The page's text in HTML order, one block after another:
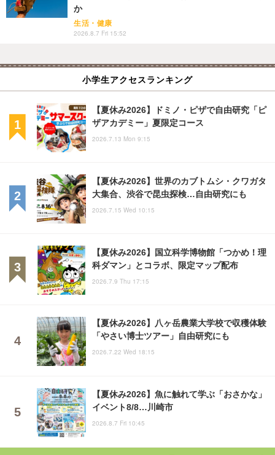
か
生活・健康
2026.8.7 Fri 15:52
小学生アクセスランキング
【夏休み2026】ドミノ・ピザで自由研究「ピ
ザアカデミー」夏限定コース
2026.7.13 Mon 9:15
【夏休み2026】世界のカブトムシ・クワガタ
大集合、渋谷で昆虫探検…自由研究にも
2026.7.15 Wed 10:15
【夏休み2026】国立科学博物館「つかめ！理
科ダマン」とコラボ、限定マップ配布
2026.7.9 Thu 17:15
【夏休み2026】八ヶ岳農業大学校で収穫体験
「やさい博士ツアー」自由研究にも
2026.7.22 Wed 18:15
【夏休み2026】魚に触れて学ぶ「おさかな」
イベント8/8…川崎市
2026.8.7 Fri 10:45